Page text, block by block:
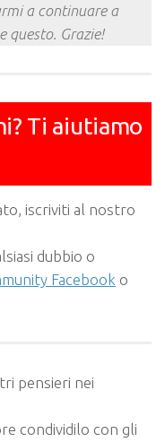
a continuare a
questo. Grazie!
Ti aiutiamo
iscriviti al nostro
dubbio o
Facebook o
pensieri nei
condividilo con gli